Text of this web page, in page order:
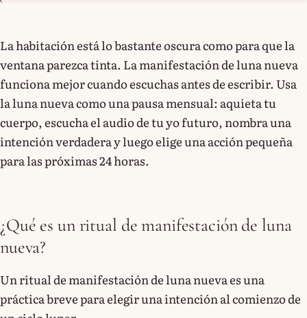
La habitación está lo bastante oscura como para que la
ventana parezca tinta. La manifestación de luna nueva
funciona mejor cuando escuchas antes de escribir. Usa
la luna nueva como una pausa mensual: aquieta tu
cuerpo, escucha el audio de tu yo futuro, nombra una
intención verdadera y luego elige una acción pequeña
para las próximas 24 horas.
¿Qué es un ritual de manifestación de luna
nueva?
Un ritual de manifestación de luna nueva es una
práctica breve para elegir una intención al comienzo de